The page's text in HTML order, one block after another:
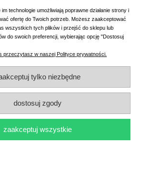
technologie umożliwiają poprawne działanie strony i
ofertę do Twoich potrzeb. Możesz zaakceptować
wszystkich tych plików i przejść do sklepu lub
do swoich preferencji, wybierając opcję "Dostosuj
przeczytasz w naszej Polityce prywatności.
tylko niezbędne
dostosuj zgody
zaakceptuj wszystkie